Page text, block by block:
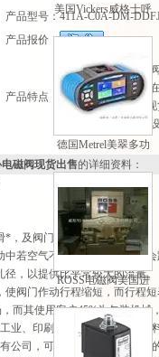
美国Vickers威格士呼
德国Metrel美翠多功
能测量仪欧美原厂进
ROSS电磁阀美国进
口 型号齐全 *
产品型号：411A-C0A-DM-
产品报价：
产品特点：
美国MAC中心电磁
MAC超高速电磁阀
委托其遍及世界的
许多保护了MAC的
磁阀现货出售的详细资料：
*，及阀门不会阻塞。
若空气不足时可确保阀门不会
，以提供比平常较大的流量。
阀门作动行程缩短，而行程短
而其使用客户45%为包装机械
业、印刷工业、食品工业及饮料
公司，可以采购欧洲任何国家